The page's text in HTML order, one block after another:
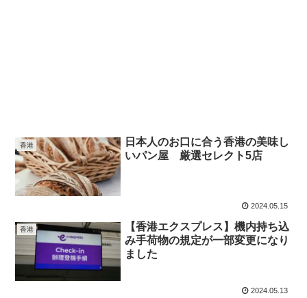
香港
日本人のお口に合う香港の美味し
いパン屋 厳選セレクト5店
2024.05.15
香港
【香港エクスプレス】機内持ち込
み手荷物の規定が一部変更になり
ました
2024.05.13